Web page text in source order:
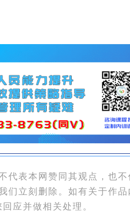
代表本网赞同其观点，也
们立刻删除。如有关于作
应并做相关处理。